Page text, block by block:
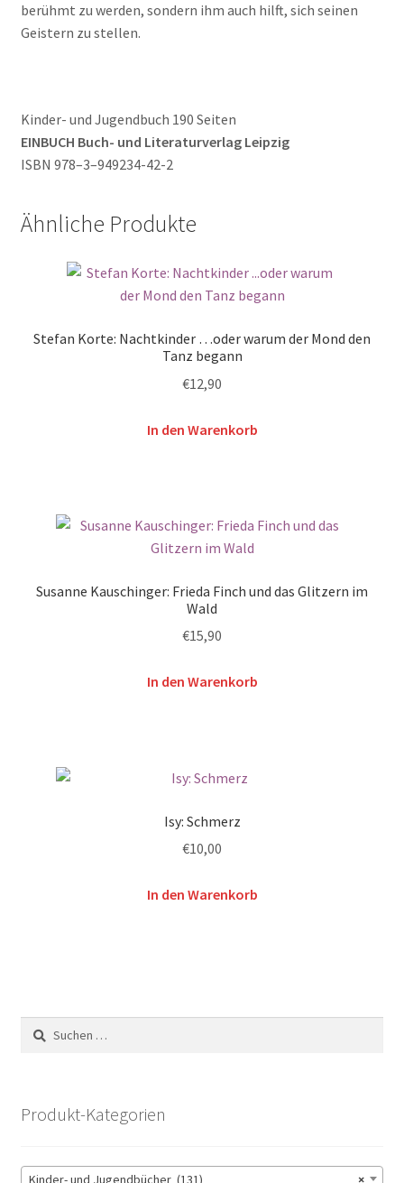
berühmt zu werden, sondern ihm auch hilft, sich seinen
Geistern zu stellen.
Kinder- und Jugendbuch 190 Seiten
EINBUCH Buch- und Literaturverlag Leipzig
ISBN 978–3–949234-42-2
Ähnliche Produkte
Stefan Korte: Nachtkinder …oder warum der Mond den
Tanz begann
€12,90
In den Warenkorb
Susanne Kauschinger: Frieda Finch und das Glitzern im
Wald
€15,90
In den Warenkorb
Isy: Schmerz
€10,00
In den Warenkorb
Suchen
nach:
Produkt-Kategorien
×
Kinder- und Jugendbücher (131)